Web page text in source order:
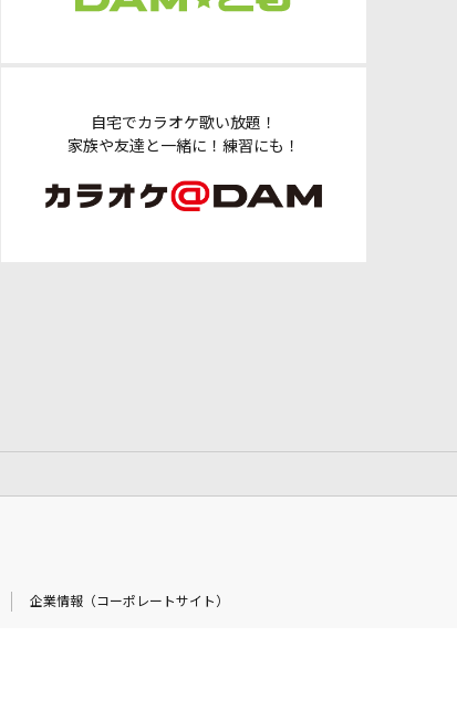
自宅でカラオケ歌い放題！
家族や友達と一緒に！練習にも！
企業情報（コーポレートサイト）